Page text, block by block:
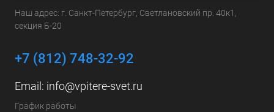
Наш адрес: г. Санкт-Петербург, Светлановский пр. 40к1,
секция Б-20
+7 (812) 748-32-92
Email: info@vpitere-svet.ru
График работы